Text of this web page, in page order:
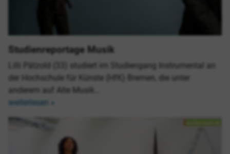
Studienreportage Musik
Lilli Pätzold (33) studiert im Studiengang Instrumental an
der Hochschule für Künste (HfK) Bremen, die unter
anderem auf Alte Musik…
weiterlesen »